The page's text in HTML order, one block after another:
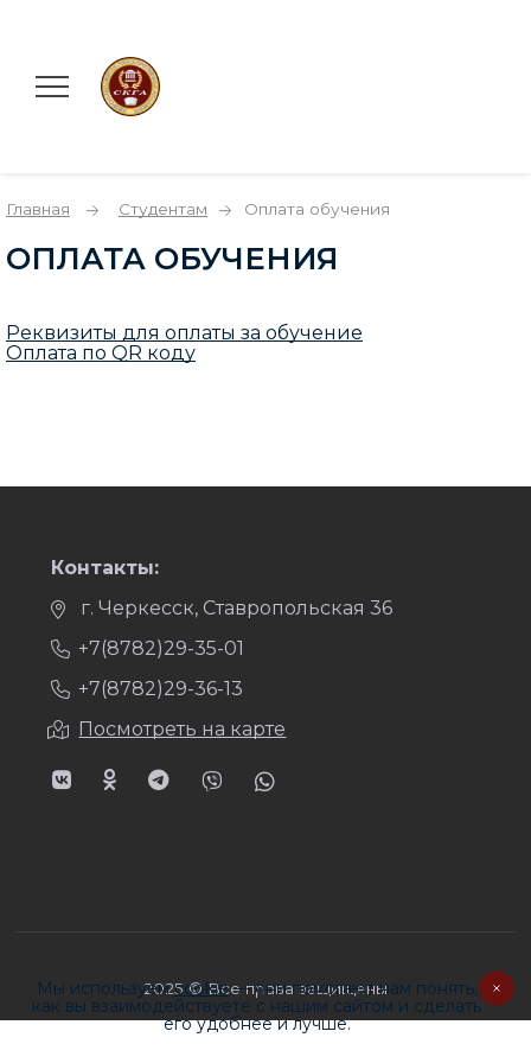
Главная Студентам Оплата обучения
ОПЛАТА ОБУЧЕНИЯ
Реквизиты для оплаты за обучение
Оплата по QR коду
Контакты:
г. Черкесск, Ставропольская 36
+7(8782)29-35-01
+7(8782)29-36-13
Посмотреть на карте
2025 © Все права защищены
Мы используемcookie— они помогают нам понять,
как вы взаимодействуете с нашим сайтом и сделать
его удобнее и лучше.